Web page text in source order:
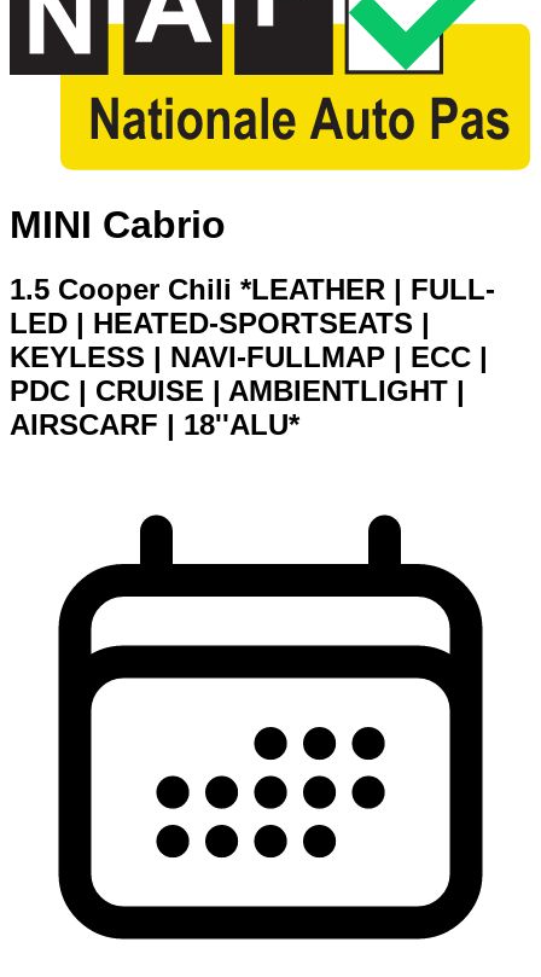
MINI Cabrio
1.5 Cooper Chili *LEATHER | FULL-
LED | HEATED-SPORTSEATS |
KEYLESS | NAVI-FULLMAP | ECC |
PDC | CRUISE | AMBIENTLIGHT |
AIRSCARF | 18''ALU*